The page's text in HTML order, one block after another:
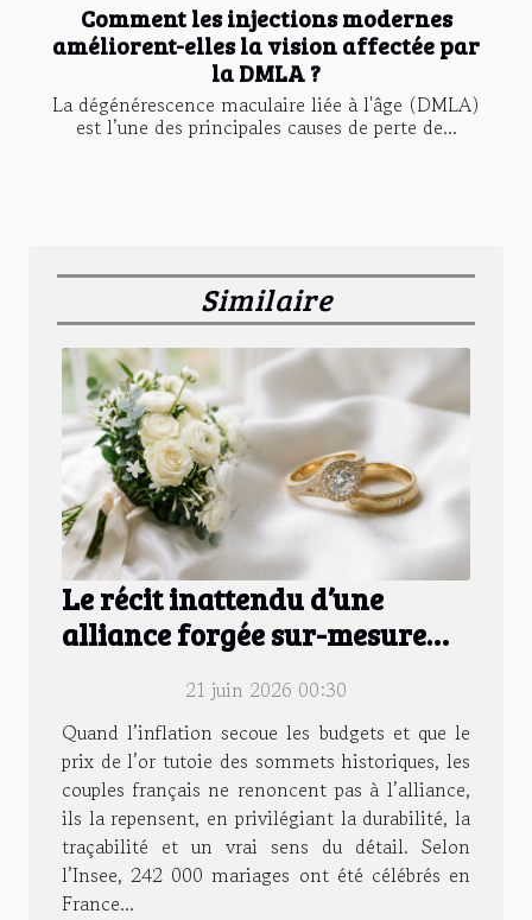
Comment les injections modernes
améliorent-elles la vision affectée par
la DMLA ?
La dégénérescence maculaire liée à l'âge (DMLA)
est l’une des principales causes de perte de...
Similaire
Le récit inattendu d’une
alliance forgée sur-mesure
21 juin 2026 00:30
Quand l’inflation secoue les budgets et que le
prix de l’or tutoie des sommets historiques, les
couples français ne renoncent pas à l’alliance,
ils la repensent, en privilégiant la durabilité, la
traçabilité et un vrai sens du détail. Selon
l’Insee, 242 000 mariages ont été célébrés en
France...